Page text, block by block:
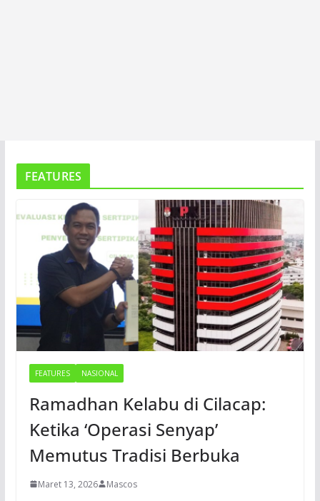
FEATURES
FEATURES NASIONAL
Ramadhan Kelabu di Cilacap:
Ketika ‘Operasi Senyap’
Memutus Tradisi Berbuka
Maret 13, 2026 Mascos